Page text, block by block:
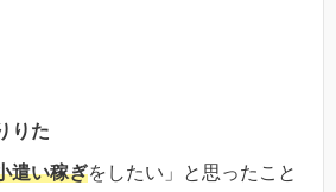
りた
遣い稼ぎをしたい」と思ったこと